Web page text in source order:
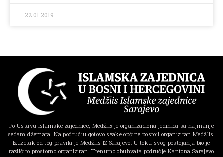
22.01.2019
Po Ustavu Islamske zajednice, Medžlis je organizaciona jedinica sa najmanje
sedam džemata. Na području gotovo svake općine postoji organiziran Medžlis.
Izuzetak od tog pravila je Medžlis IZ Sarajevo. U toku svog postojanja bio je
različito prostorno organiziran. Trenutno obuhvata područje Kantona Sarajevo